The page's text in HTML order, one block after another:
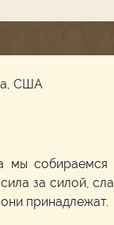
США
мы
за силой,
принадлежат.